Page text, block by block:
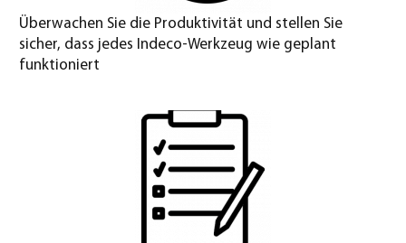
Überwachen Sie die Produktivität und stellen Sie
sicher, dass jedes Indeco-Werkzeug wie geplant
funktioniert